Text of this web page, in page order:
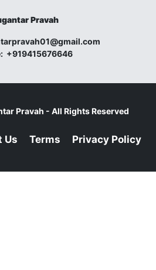
Pravah
+919415676646
Pravah - All Rights Reserved
Us Terms Privacy Policy